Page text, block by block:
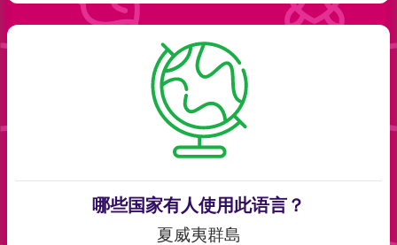
哪些国家有人使用此语言？
夏威夷群島